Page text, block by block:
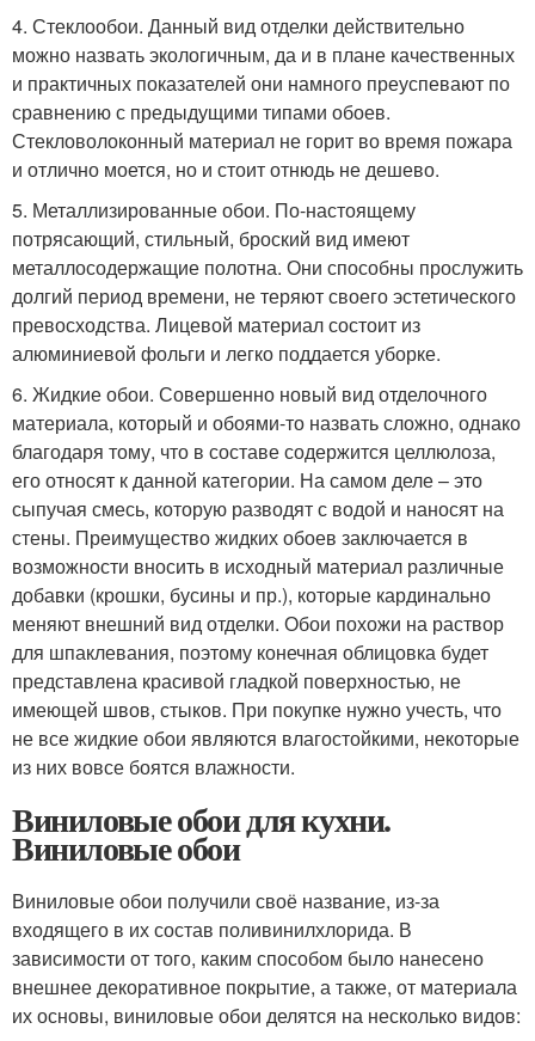
4. Стеклообои. Данный вид отделки действительно
можно назвать экологичным, да и в плане качественных
и практичных показателей они намного преуспевают по
сравнению с предыдущими типами обоев.
Стекловолоконный материал не горит во время пожара
и отлично моется, но и стоит отнюдь не дешево.
5. Металлизированные обои. По-настоящему
потрясающий, стильный, броский вид имеют
металлосодержащие полотна. Они способны прослужить
долгий период времени, не теряют своего эстетического
превосходства. Лицевой материал состоит из
алюминиевой фольги и легко поддается уборке.
6. Жидкие обои. Совершенно новый вид отделочного
материала, который и обоями-то назвать сложно, однако
благодаря тому, что в составе содержится целлюлоза,
его относят к данной категории. На самом деле – это
сыпучая смесь, которую разводят с водой и наносят на
стены. Преимущество жидких обоев заключается в
возможности вносить в исходный материал различные
добавки (крошки, бусины и пр.), которые кардинально
меняют внешний вид отделки. Обои похожи на раствор
для шпаклевания, поэтому конечная облицовка будет
представлена красивой гладкой поверхностью, не
имеющей швов, стыков. При покупке нужно учесть, что
не все жидкие обои являются влагостойкими, некоторые
из них вовсе боятся влажности.
Виниловые обои для кухни.
Виниловые обои
Виниловые обои получили своё название, из-за
входящего в их состав поливинилхлорида. В
зависимости от того, каким способом было нанесено
внешнее декоративное покрытие, а также, от материала
их основы, виниловые обои делятся на несколько видов: